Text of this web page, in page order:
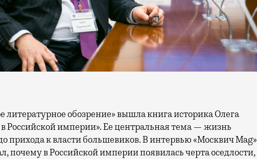
Российской империи». Ее центральная тема — жизнь
прихода к власти большевиков. В интервью «Москвич Mag»
почему в Российской империи появилась черта оседлости,